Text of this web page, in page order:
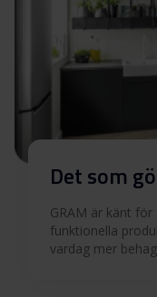
Det som
GRAM är känt
funktionella
vardag mer